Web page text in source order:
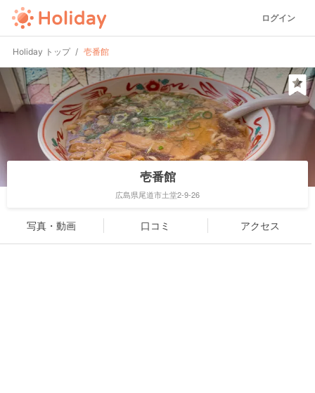
ログイン
Holiday トップ 壱番館
壱番館
広島県尾道市土堂2-9-26
写真・動画 口コミ アクセス